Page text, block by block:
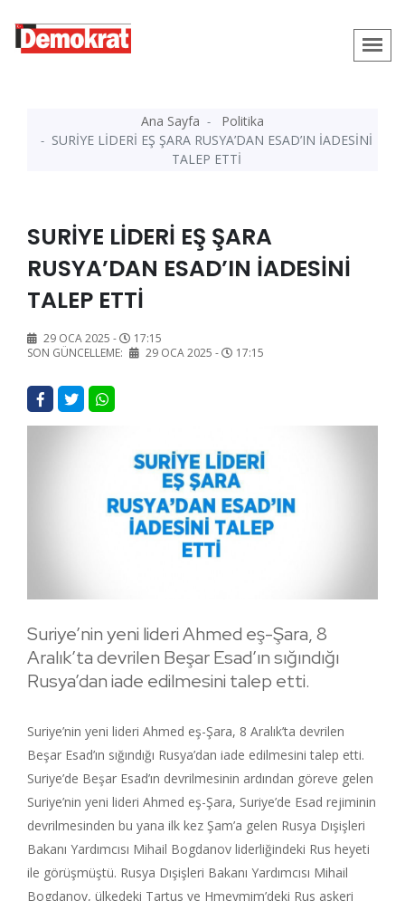
Ana Sayfa
Politika
SURİYE LİDERİ EŞ ŞARA RUSYA’DAN ESAD’IN İADESİNİ
TALEP ETTİ
SURİYE LİDERİ EŞ ŞARA
RUSYA’DAN ESAD’IN İADESİNİ
TALEP ETTİ
29 OCA 2025 -
17:15
SON GÜNCELLEME:
29 OCA 2025 - 17:15
Suriye’nin yeni lideri Ahmed eş-Şara, 8
Aralık’ta devrilen Beşar Esad’ın sığındığı
Rusya’dan iade edilmesini talep etti.
Suriye’nin yeni lideri Ahmed eş-Şara, 8 Aralık’ta devrilen
Beşar Esad’ın sığındığı Rusya’dan iade edilmesini talep etti.
Suriye’de Beşar Esad’ın devrilmesinin ardından göreve gelen
Suriye’nin yeni lideri Ahmed eş-Şara, Suriye’de Esad rejiminin
devrilmesinden bu yana ilk kez Şam’a gelen Rusya Dışişleri
Bakanı Yardımcısı Mihail Bogdanov liderliğindeki Rus heyeti
ile görüşmüştü. Rusya Dışişleri Bakanı Yardımcısı Mihail
Bogdanov, ülkedeki Tartus ve Hmeymim’deki Rus askeri